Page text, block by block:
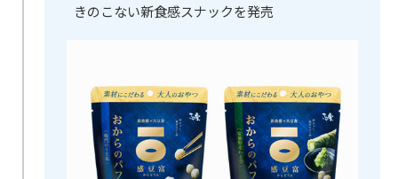
きのこない新食感スナックを発売